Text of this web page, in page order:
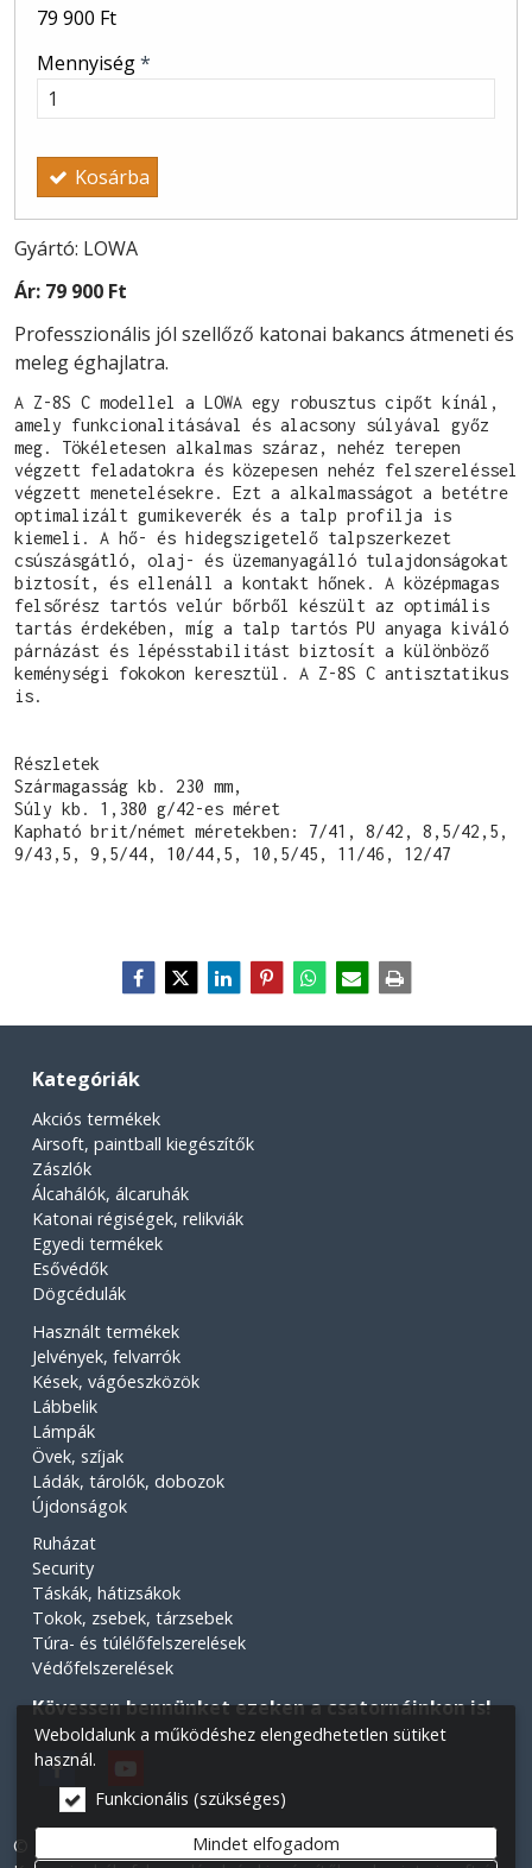
79 900 Ft
Mennyiség*
Kosárba
Gyártó: LOWA
Ár: 79 900 Ft
Professzionális jól szellőző katonai bakancs átmeneti és
meleg éghajlatra.
A Z-8S C modellel a LOWA egy robusztus cipőt kínál,
amely funkcionalitásával és alacsony súlyával győz
meg. Tökéletesen alkalmas száraz, nehéz terepen
végzett feladatokra és közepesen nehéz felszereléssel
végzett menetelésekre. Ezt a alkalmasságot a betétre
optimalizált gumikeverék és a talp profilja is
kiemeli. A hő- és hidegszigetelő talpszerkezet
csúszásgátló, olaj- és üzemanyagálló tulajdonságokat
biztosít, és ellenáll a kontakt hőnek. A középmagas
felsőrész tartós velúr bőrből készült az optimális
tartás érdekében, míg a talp tartós PU anyaga kiváló
párnázást és lépésstabilitást biztosít a különböző
keménységi fokokon keresztül. A Z-8S C antisztatikus
is.
Részletek
Szármagasság kb. 230 mm,
Súly kb. 1,380 g/42-es méret
Kapható brit/német méretekben: 7/41, 8/42, 8,5/42,5,
9/43,5, 9,5/44, 10/44,5, 10,5/45, 11/46, 12/47
Kategóriák
Akciós termékek
Airsoft, paintball kiegészítők
Zászlók
Álcahálók, álcaruhák
Katonai régiségek, relikviák
Egyedi termékek
Esővédők
Dögcédulák
Használt termékek
Jelvények, felvarrók
Kések, vágóeszközök
Lábbelik
Lámpák
Övek, szíjak
Ládák, tárolók, dobozok
Újdonságok
Ruházat
Security
Táskák, hátizsákok
Tokok, zsebek, tárzsebek
Túra- és túlélőfelszerelések
Védőfelszerelések
Kövessen bennünket ezeken a csatornáinkon is!
© 2026 Minden jog fenntartva! Légiós Military webáruház.
Weboldalunk a működéshez elengedhetetlen sütiket
használ.
Funkcionális (szükséges)
Mindet elfogadom